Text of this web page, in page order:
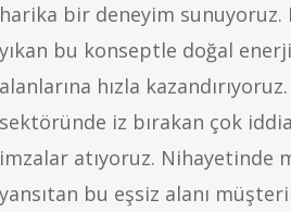
bir deneyim sunuyoruz.
bu konseptle doğal
hızla
iz bırakan çok
atıyoruz. Nihayetinde
bu eşsiz alanı